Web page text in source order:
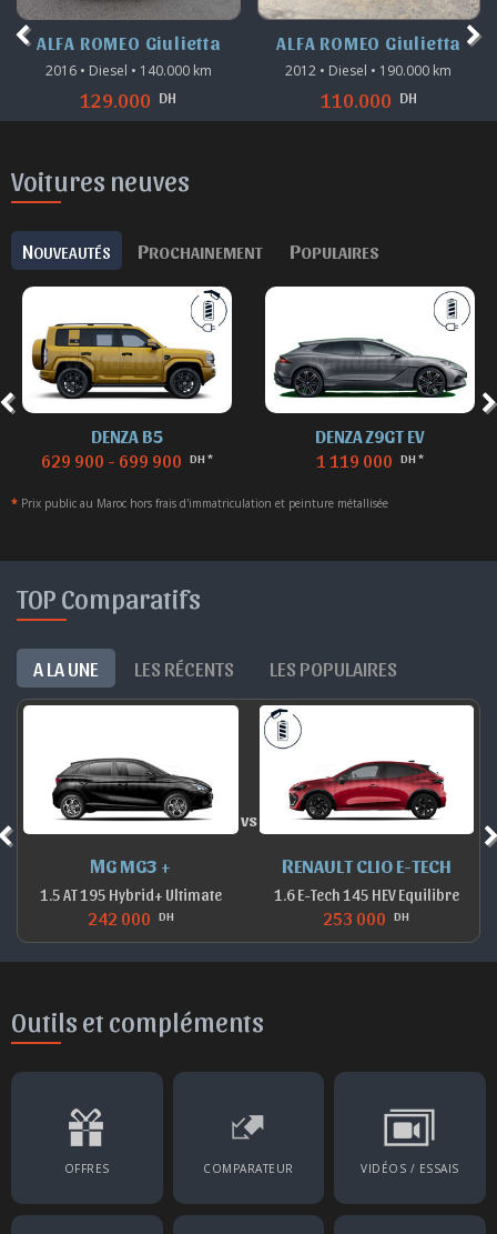
ALFA ROMEO Giulietta
2016 • Diesel • 140.000 km
129.000 DH
ALFA ROMEO Giulietta
2012 • Diesel • 190.000 km
110.000 DH
Voitures neuves
NOUVEAUTÉS PROCHAINEMENT POPULAIRES
DENZA B5
629 900 - 699 900 DH *
DENZA Z9GT EV
1 119 000 DH *
* Prix public au Maroc hors frais d'immatriculation et peinture métallisée
TOP Comparatifs
A LA UNE LES RÉCENTS LES POPULAIRES
MG MG3 +
1.5 AT 195 Hybrid+ Ultimate
242 000 DH
vs
RENAULT CLIO E-TECH
1.6 E-Tech 145 HEV Equilibre
253 000 DH
Outils et compléments
OFFRES COMPARATEUR VIDÉOS / ESSAIS